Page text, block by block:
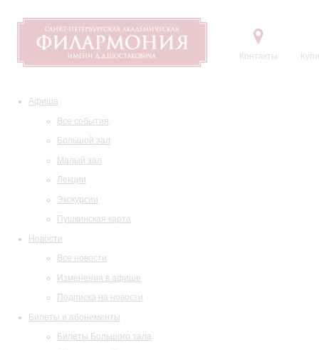
Контакты
Афиша
Все события
Большой зал
Малый зал
Лекции
Экскурсии
Пушкинская карта
Новости
Все новости
Изменения в афише
Подписка на новости
Билеты и абонементы
Билеты Большого зала